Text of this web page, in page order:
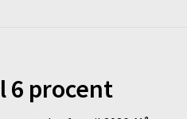
6 procent